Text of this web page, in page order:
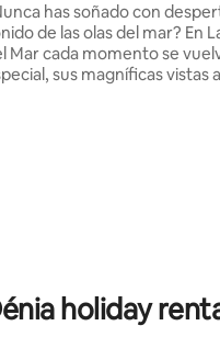
rating, 45 reviews
has soñado con
de las olas del mar? En
Mar cada momento se
sus magníficas vistas
holiday